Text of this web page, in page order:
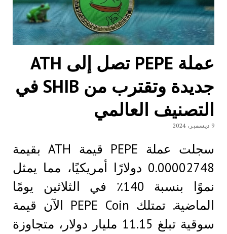
عملة PEPE تصل إلى ATH
جديدة وتقترب من SHIB في
التصنيف العالمي
9 ديسمبر، 2024
سجلت عملة PEPE قيمة ATH بقيمة
0.00002748 دولارًا أمريكيًا، مما يمثل
نموًا بنسبة 140٪ في الثلاثين يومًا
الماضية. تمتلك PEPE Coin الآن قيمة
سوقية تبلغ 11.15 مليار دولار، متجاوزة